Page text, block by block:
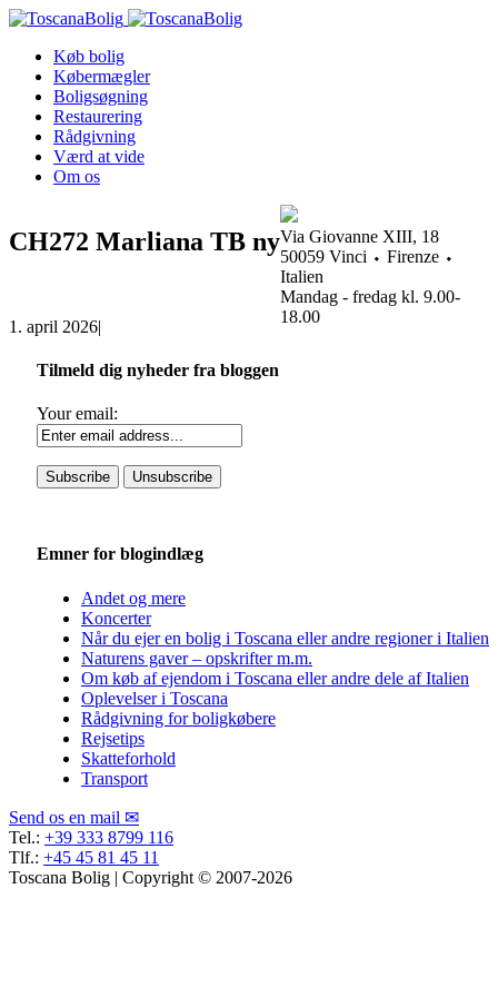
Køb bolig
Købermægler
Boligsøgning
Restaurering
Rådgivning
Værd at vide
Om os
CH272 Marliana TB ny
1. april 2026|
Tilmeld dig nyheder fra bloggen
Your email:
Emner for blogindlæg
Andet og mere
Koncerter
Når du ejer en bolig i Toscana eller andre regioner i Italien
Naturens gaver – opskrifter m.m.
Om køb af ejendom i Toscana eller andre dele af Italien
Oplevelser i Toscana
Rådgivning for boligkøbere
Rejsetips
Skatteforhold
Transport
Via Giovanne XIII, 18
50059 Vinci ⬩ Firenze ⬩
Italien
Mandag - fredag kl. 9.00-
18.00
Send os en mail ✉
Tel.: +39 333 8799 116
Tlf.: +45 45 81 45 11
Toscana Bolig | Copyright © 2007-2026